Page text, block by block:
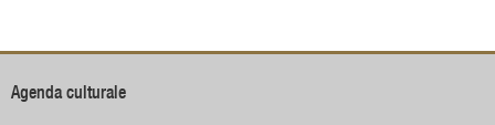
Agenda culturale